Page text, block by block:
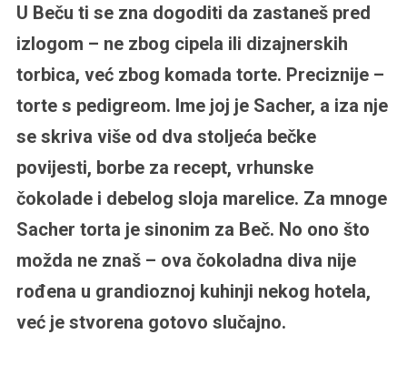
U Beču ti se zna dogoditi da zastaneš pred
izlogom – ne zbog cipela ili dizajnerskih
torbica, već zbog komada torte. Preciznije –
torte s pedigreom. Ime joj je Sacher, a iza nje
se skriva više od dva stoljeća bečke
povijesti, borbe za recept, vrhunske
čokolade i debelog sloja marelice. Za mnoge
Sacher torta je sinonim za Beč. No ono što
možda ne znaš – ova čokoladna diva nije
rođena u grandioznoj kuhinji nekog hotela,
već je stvorena gotovo slučajno.